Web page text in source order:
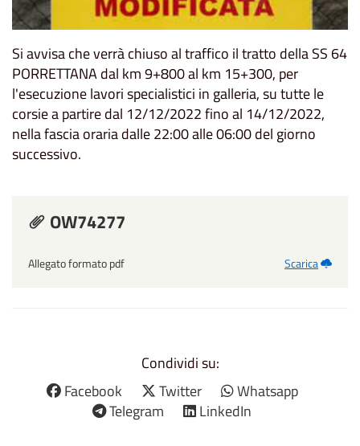
Si avvisa che verrà chiuso al traffico il tratto della SS 64
PORRETTANA dal km 9+800 al km 15+300, per
l'esecuzione lavori specialistici in galleria, su tutte le
corsie a partire dal 12/12/2022 fino al 14/12/2022,
nella fascia oraria dalle 22:00 alle 06:00 del giorno
successivo.
OW74277
Allegato formato pdf Scarica
Condividi su:
Facebook
Twitter
Whatsapp
Telegram
LinkedIn